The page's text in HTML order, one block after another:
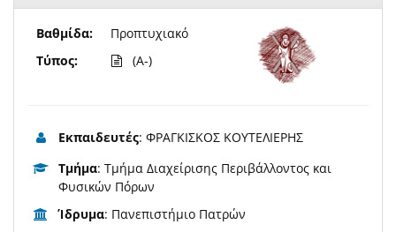
Βαθμίδα:
Τύπος:
Προπτυχιακό
(A-)
Εκπαιδευτές: ΦΡΑΓΚΙΣΚΟΣ ΚΟΥΤΕΛΙΕΡΗΣ
Τμήμα: Τμήμα Διαχείρισης Περιβάλλοντος και
Φυσικών Πόρων
Ίδρυμα: Πανεπιστήμιο Πατρών